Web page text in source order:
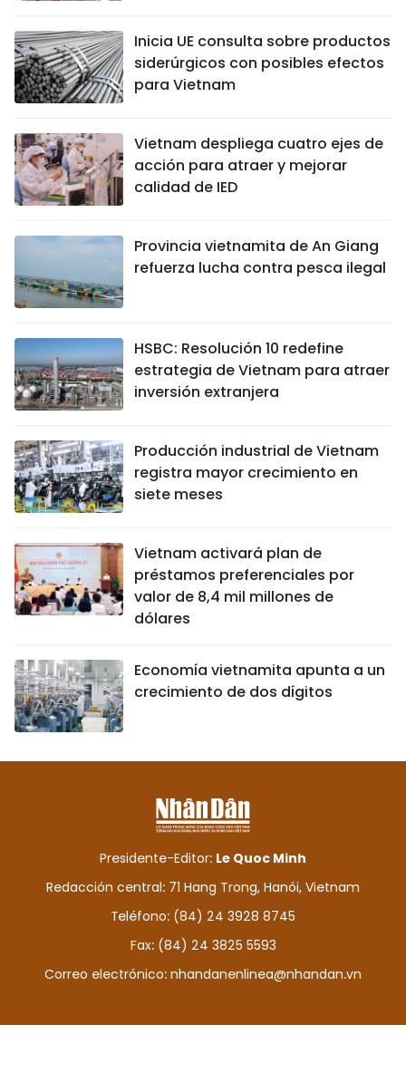
Inicia UE consulta sobre productos
siderúrgicos con posibles efectos
para Vietnam
Vietnam despliega cuatro ejes de
acción para atraer y mejorar
calidad de IED
Provincia vietnamita de An Giang
refuerza lucha contra pesca ilegal
HSBC: Resolución 10 redefine
estrategia de Vietnam para atraer
inversión extranjera
Producción industrial de Vietnam
registra mayor crecimiento en
siete meses
Vietnam activará plan de
préstamos preferenciales por
valor de 8,4 mil millones de
dólares
Economía vietnamita apunta a un
crecimiento de dos dígitos
Presidente-Editor: Le Quoc Minh
Redacción central: 71 Hang Trong, Hanói, Vietnam
Teléfono: (84) 24 3928 8745
Fax: (84) 24 3825 5593
Correo electrónico: nhandanenlinea@nhandan.vn